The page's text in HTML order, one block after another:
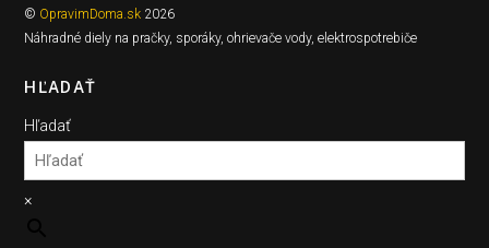
© OpravimDoma.sk 2026
Náhradné diely na pračky, sporáky, ohrievače vody, elektrospotrebiče
HĽADAŤ
Hľadať
×